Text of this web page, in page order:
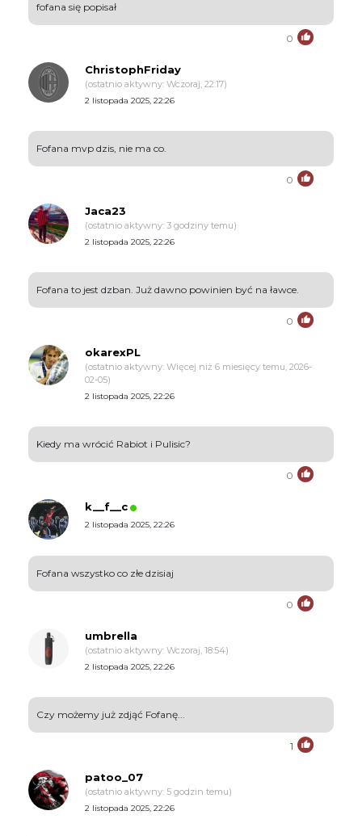
fofana się popisał
0
ChristophFriday
(ostatnio aktywny: Wczoraj, 22:17)
2 listopada 2025, 22:26
Fofana mvp dzis, nie ma co.
0
Jaca23
(ostatnio aktywny: 3 godziny temu)
2 listopada 2025, 22:26
Fofana to jest dzban. Już dawno powinien być na ławce.
0
okarexPL
(ostatnio aktywny: Więcej niż 6 miesięcy temu, 2026-
02-05)
2 listopada 2025, 22:26
Kiedy ma wrócić Rabiot i Pulisic?
0
k__f__c
2 listopada 2025, 22:26
Fofana wszystko co złe dzisiaj
0
umbrella
(ostatnio aktywny: Wczoraj, 18:54)
2 listopada 2025, 22:26
Czy możemy już zdjąć Fofanę...
1
patoo_07
(ostatnio aktywny: 5 godzin temu)
2 listopada 2025, 22:26